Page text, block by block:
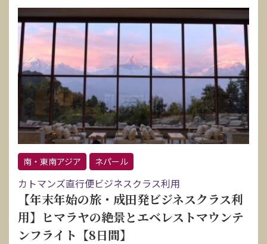
南・東南アジア ネパール
カトマンズ直行便ビジネスクラス利用
【年末年始の旅・成田発ビジネスクラス利
用】ヒマラヤの絶景とエベレストマウンテ
ンフライト【8日間】